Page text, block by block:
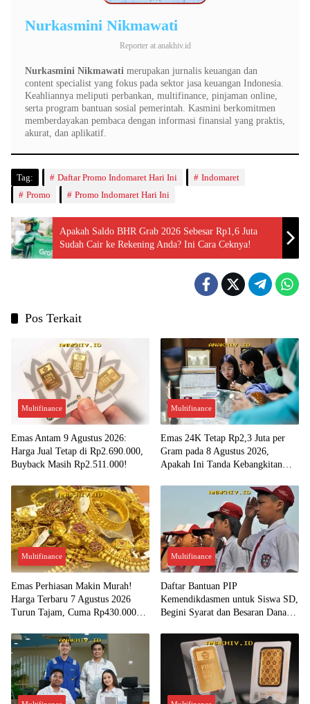
Nurkasmini Nikmawati
Reporter at anakhiv.id
Nurkasmini Nikmawati merupakan jurnalis keuangan dan
content specialist yang fokus pada sektor jasa keuangan Indonesia.
Keahliannya meliputi perbankan, multifinance, pinjaman online,
serta program bantuan sosial pemerintah. Kasmini berkomitmen
memberdayakan pembaca dengan informasi finansial yang praktis,
akurat, dan aplikatif.
Tag: Daftar Promo Indomaret Hari Ini
Indomaret
Promo
Promo Indomaret Hari Ini
Apakah Saldo BHR Grab 2026 Sebesar Rp1,6 Juta
Sudah Cair ke Rekening Anda? Ini Cara Ceknya!
Pos Terkait
Multifinance
Emas Antam 9 Agustus 2026:
Harga Jual Tetap di Rp2.690.000,
Buyback Masih Rp2.511.000!
Multifinance
Emas 24K Tetap Rp2,3 Juta per
Gram pada 8 Agustus 2026,
Apakah Ini Tanda Kebangkitan
Multifinance
Emas Perhiasan Makin Murah!
Harga Terbaru 7 Agustus 2026
Turun Tajam, Cuma Rp430.000
Multifinance
Daftar Bantuan PIP
Kemendikdasmen untuk Siswa SD,
Begini Syarat dan Besaran Dana